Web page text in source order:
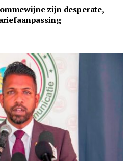
zijn desperate,